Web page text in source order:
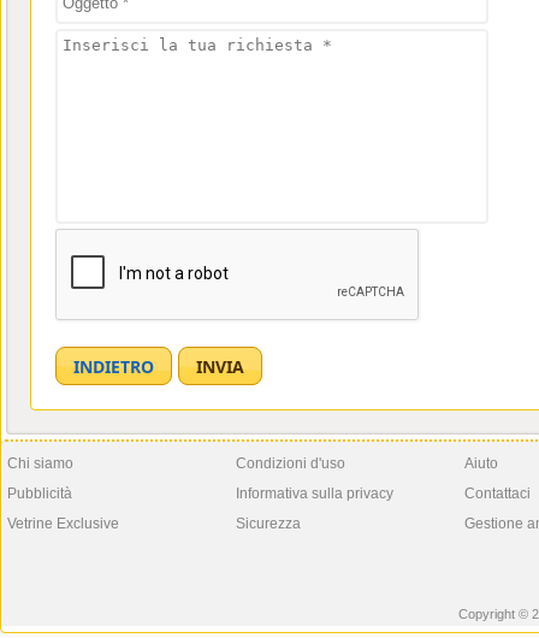
Chi siamo
Pubblicità
Vetrine Exclusive
Condizioni d'uso
Informativa sulla privacy
Sicurezza
Aiuto
Contattaci
Gestione
Copyright ©